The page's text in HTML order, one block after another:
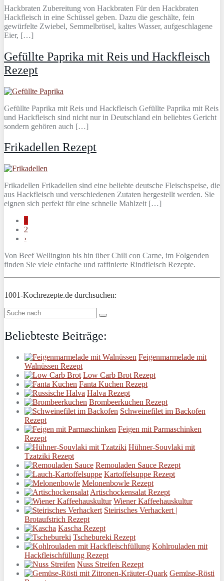
Hackbraten Zubereitung von Hackbraten Für den Hackbraten
Hackfleisch in eine Schüssel geben. Dazu die geschälte, fein
gewürfelte Zwiebel, Semmelbrösel, kaltes Wasser, aufgeschlagene
Eier, […]
Gefüllte Paprika mit Reis und Hackfleisch
Rezept
Gefüllte Paprika mit Reis und Hackfleisch Gefüllte Paprika mit Reis
und Hackfleisch sind nicht nur in Deutschland ein beliebtes Gericht
sondern gehören auch […]
Frikadellen Rezept
Frikadellen Frikadellen sind eine beliebte deutsche Fleischspeise, die
aus Hackfleisch und verschiedenen Zutaten hergestellt werden. Sie
eignen sich perfekt für eine schnelle Mahlzeit […]
1
2
›
Von Beef Wellington bis hin über Chili con Carne, im Folgenden
finden Sie viele einfache und raffinierte Rindfleisch Rezepte.
1001-Kochrezepte.de durchsuchen:
Beliebteste Beiträge:
Feigenmarmelade mit
Walnüssen Rezept
Low Carb Brot Rezept
Fanta Kuchen Rezept
Halva Rezept
Brombeerkuchen Rezept
Schweinefilet im Backofen
Rezept
Feigen mit Parmaschinken
Rezept
Hühner-Souvlaki mit
Tzatziki Rezept
Remouladen Sauce Rezept
Kartoffelsuppe Rezept
Melonenbowle Rezept
Artischockensalat Rezept
Wiener Kaffeehauskultur
Steirisches Verhackert |
Brotaufstrich Rezept
Kascha Rezept
Tschebureki Rezept
Kohlrouladen mit
Hackfleischfüllung Rezept
Nuss Streifen Rezept
Gemüse-Rösti